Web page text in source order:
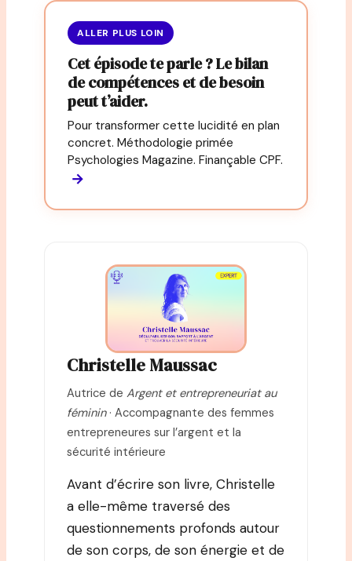
ALLER PLUS LOIN
Cet épisode te parle ? Le bilan
de compétences et de besoin
peut t’aider.
Pour transformer cette lucidité en plan
concret. Méthodologie primée
Psychologies Magazine. Finançable CPF.
→
Christelle Maussac
Autrice de Argent et entrepreneuriat au
féminin· Accompagnante des femmes
entrepreneures sur l’argent et la
sécurité intérieure
Avant d’écrire son livre, Christelle
a elle-même traversé des
questionnements profonds autour
de son corps, de son énergie et de